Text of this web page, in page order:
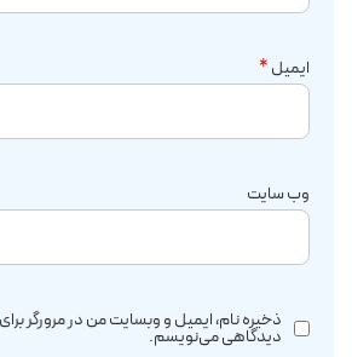
ایمیل*
وب‌ سایت
ذخیره نام، ایمیل و وبسایت من در مرورگر
دیدگاهی می‌نویسم.